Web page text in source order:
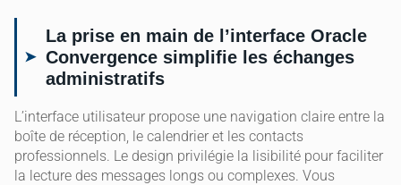
La prise en main de l’interface Oracle
Convergence simplifie les échanges
administratifs
L’interface utilisateur propose une navigation claire entre la
boîte de réception, le calendrier et les contacts
professionnels. Le design privilégie la lisibilité pour faciliter
la lecture des messages longs ou complexes. Vous